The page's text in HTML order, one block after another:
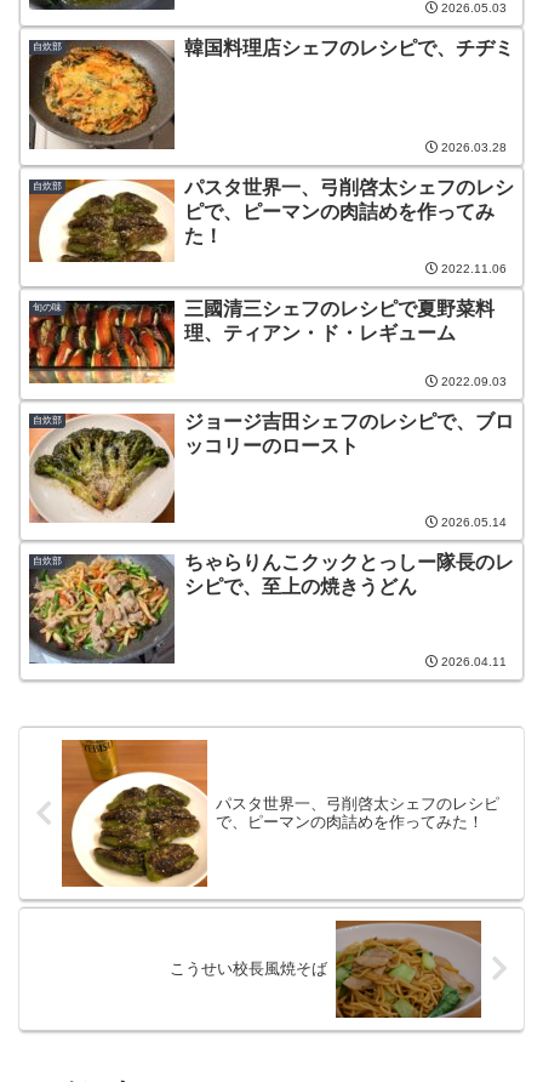
2026.05.03
自炊部 韓国料理店シェフのレシピで、チヂミ
2026.03.28
自炊部
パスタ世界一、弓削啓太シェフのレシ
ピで、ピーマンの肉詰めを作ってみ
た！
2022.11.06
旬の味
三國清三シェフのレシピで夏野菜料
理、ティアン・ド・レギューム
2022.09.03
自炊部
ジョージ吉田シェフのレシピで、ブロ
ッコリーのロースト
2026.05.14
自炊部
ちゃらりんこクックとっしー隊長のレ
シピで、至上の焼きうどん
2026.04.11
パスタ世界一、弓削啓太シェフのレシピ
で、ピーマンの肉詰めを作ってみた！
こうせい校長風焼そば